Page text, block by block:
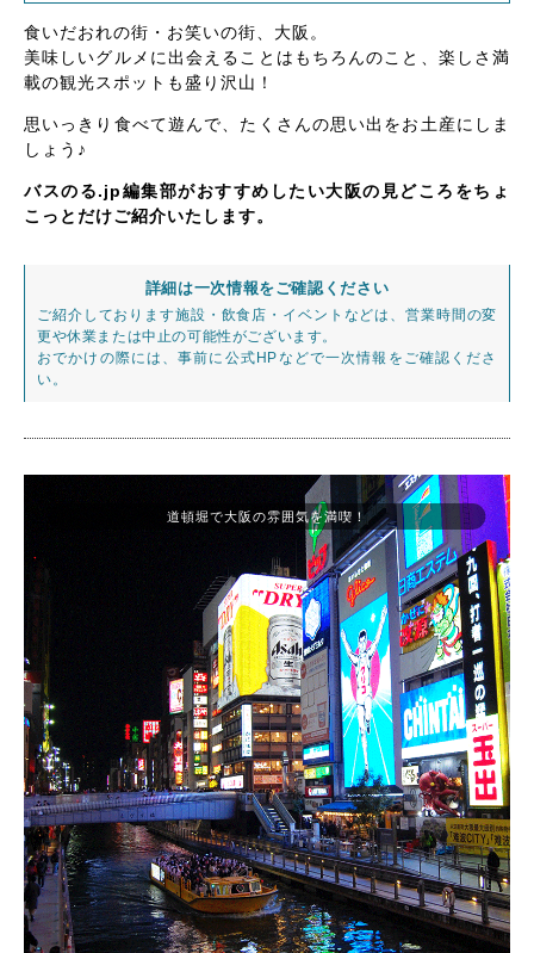
食いだおれの街・お笑いの街、大阪。
美味しいグルメに出会えることはもちろんのこと、楽しさ満
載の観光スポットも盛り沢山！
思いっきり食べて遊んで、たくさんの思い出をお土産にしま
しょう♪
バスのる.jp編集部がおすすめしたい大阪の見どころをちょ
こっとだけご紹介いたします。
詳細は一次情報をご確認ください
ご紹介しております施設・飲食店・イベントなどは、営業時間の変
更や休業または中止の可能性がございます。
おでかけの際には、事前に公式HPなどで一次情報をご確認くださ
い。
道頓堀で大阪の雰囲気を満喫！